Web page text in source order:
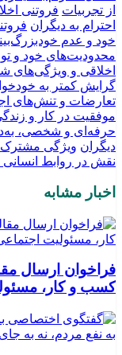
از تجربیات فروتنی
احترام به دیگران
خود و عدم
محدودیت‌های خود و
اخلاقی و ویژگی‌های
گرایش کمتر به
تعارضات و تنش‌های
موفقیت در کار و
حرفه‌ای و شخصی،
دیگران ویژگی مشترک
نقش در روابط
اخبار مشابه
فراخوان ارسال
کسب و کار،